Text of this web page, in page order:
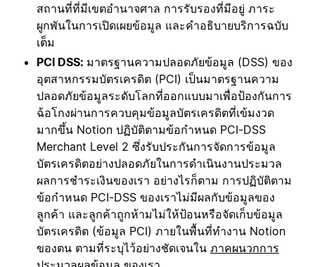
สถานที่ที่มีเขตอำนาจศาล การรับรองที่มีอยู่ ภาระ
ผูกพันในการเปิดเผยข้อมูล และคำอธิบายบริการฉบับ
เต็ม
PCI DSS: มาตรฐานความปลอดภัยข้อมูล (DSS) ของ
อุตสาหกรรมบัตรเครดิต (PCI) เป็นมาตรฐานความ
ปลอดภัยข้อมูลระดับโลกที่ออกแบบมาเพื่อป้องกันการ
ฉ้อโกงผ่านการควบคุมข้อมูลบัตรเครดิตที่เข้มงวด
มากขึ้น Notion ปฏิบัติตามข้อกำหนด PCI-DSS
Merchant Level 2 ซึ่งรับประกันการจัดการข้อมูล
บัตรเครดิตอย่างปลอดภัยในการดำเนินงานประมวล
ผลการชำระเงินของเรา อย่างไรก็ตาม การปฏิบัติตาม
ข้อกำหนด PCI-DSS ของเราไม่มีผลกับข้อมูลของ
ลูกค้า และลูกค้าถูกห้ามไม่ให้ป้อนหรือจัดเก็บข้อมูล
บัตรเครดิต (ข้อมูล PCI) ภายในพื้นที่ทำงาน Notion
ของตน ตามที่ระบุไว้อย่างชัดเจนใน ภาคผนวกการ